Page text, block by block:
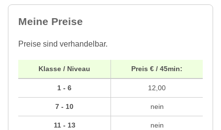
Meine Preise
Preise sind verhandelbar.
Klasse / Niveau
1 - 6
7 - 10
11 - 13
Preis € / 45min:
12,00
nein
nein